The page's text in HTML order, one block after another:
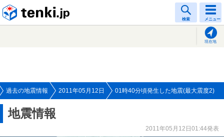
検索 メニュー
現在地
過去の地震情報 2011年05月12日 01時40分頃発生した地震(最大震度2)
地震情報
2011年05月12日01:44発表